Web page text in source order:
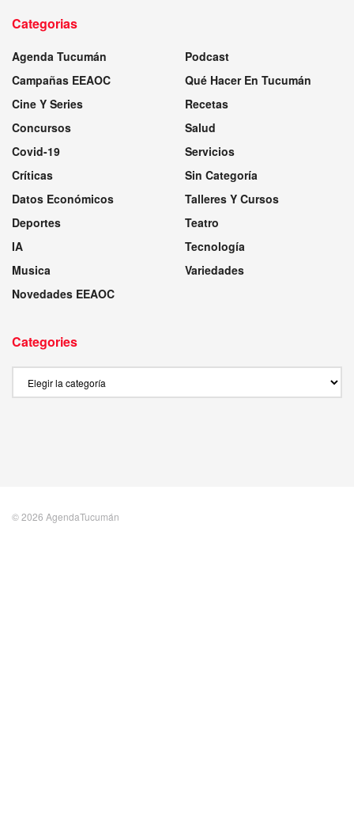
Categorias
Agenda Tucumán
Campañas EEAOC
Cine Y Series
Concursos
Covid-19
Críticas
Datos Económicos
Deportes
IA
Musica
Novedades EEAOC
Podcast
Qué Hacer En Tucumán
Recetas
Salud
Servicios
Sin Categoría
Talleres Y Cursos
Teatro
Tecnología
Variedades
Categories
© 2026 AgendaTucumán